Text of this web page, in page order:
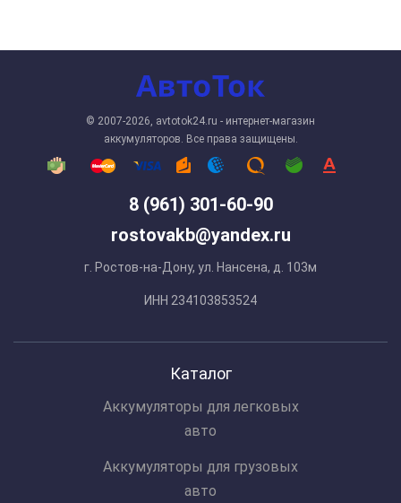
8 (961) 301-60-90
rostovakb@yandex.ru
г. Ростов-на-Дону, ул. Нансена, д. 103м
ИНН 234103853524
© 2007-2026, avtotok24.ru - интернет-магазин
аккумуляторов. Все права защищены.
Каталог
Аккумуляторы для легковых
авто
Аккумуляторы для грузовых
авто